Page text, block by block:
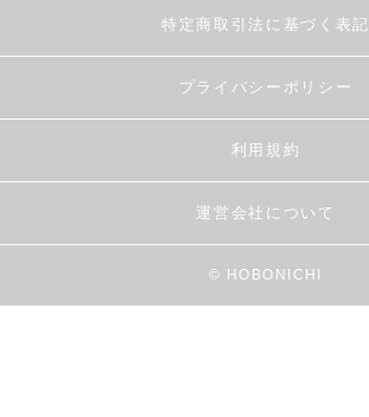
特定商取引法に基づく表記
プライバシーポリシー
利用規約
運営会社について
© HOBONICHI